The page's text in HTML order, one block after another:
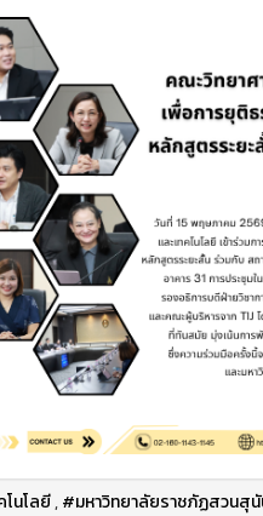
นโลยี,#มหาวิทยาลัยราชภัฏสวนสุนั